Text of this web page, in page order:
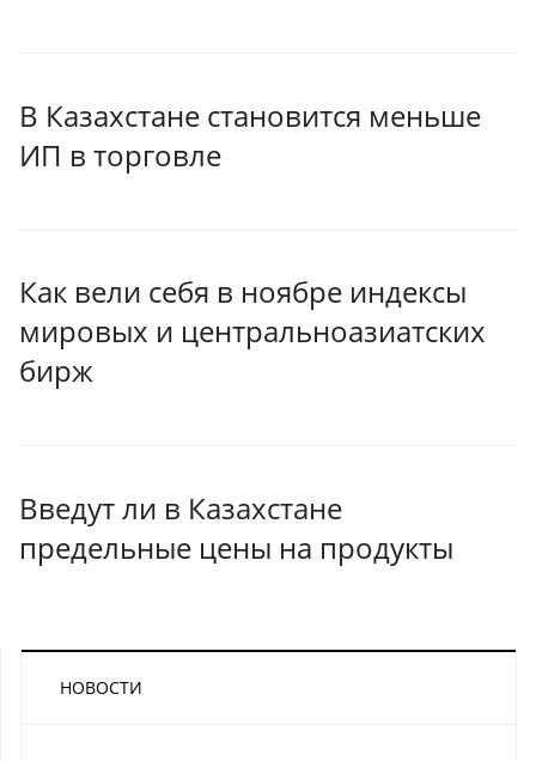
В Казахстане становится меньше
ИП в торговле
Как вели себя в ноябре индексы
мировых и центральноазиатских
бирж
Введут ли в Казахстане
предельные цены на продукты
НОВОСТИ